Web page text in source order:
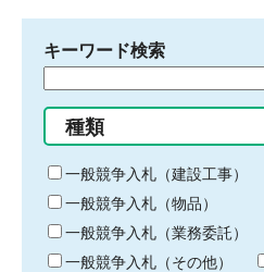
キーワード検索
る
キ
ー
ワ
ー
ド
種類
一般競争入札（建設工事）
一般競争入札（物品）
一般競争入札（業務委託）
一般競争入札（その他）